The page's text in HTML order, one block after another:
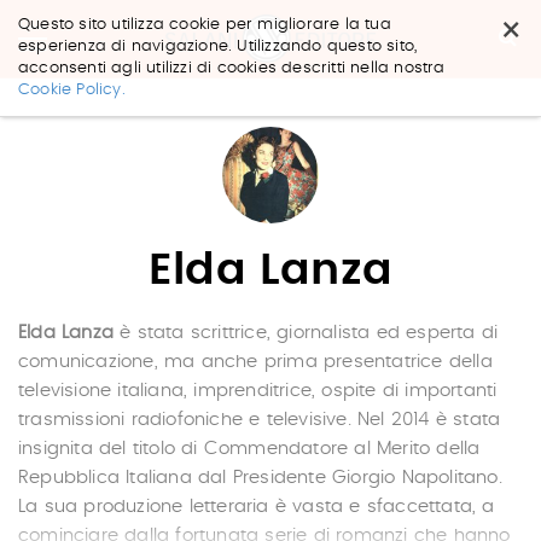
×
Questo sito utilizza cookie per migliorare la tua
esperienza di navigazione. Utilizzando questo sito,
acconsenti agli utilizzi di cookies descritti nella nostra
Cookie Policy.
Salta
Elda Lanza
Elda Lanza è stata scrittrice, giornalista ed esperta di
comunicazione, ma anche prima presentatrice della
televisione italiana, imprenditrice, ospite di importanti
trasmissioni radiofoniche e televisive. Nel 2014 è stata
insignita del titolo di Commendatore al Merito della
Repubblica Italiana dal Presidente Giorgio Napolitano.
La sua produzione letteraria è vasta e sfaccettata, a
cominciare dalla fortunata serie di romanzi che hanno